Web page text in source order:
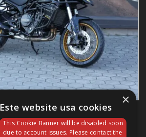
SRT 900SX
8 990,00 €
×
Este website usa cookies
This Cookie Banner will be disabled soon
due to account issues. Please contact the